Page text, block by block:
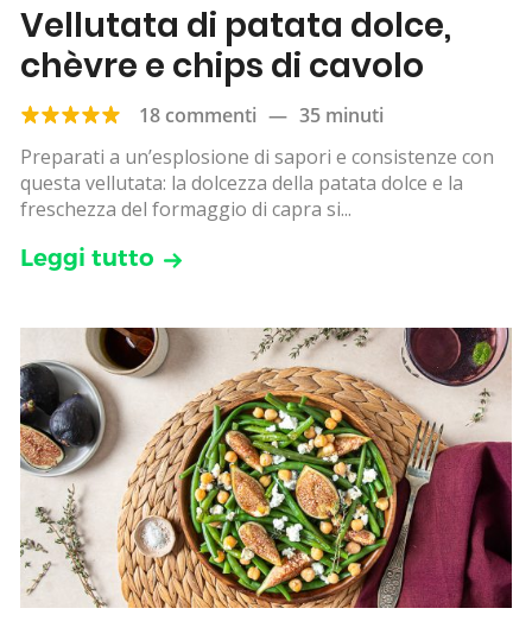
Vellutata di patata dolce,
chèvre e chips di cavolo
18 commenti — 35 minuti
Preparati a un’esplosione di sapori e consistenze con
questa vellutata: la dolcezza della patata dolce e la
freschezza del formaggio di capra si...
Leggi tutto